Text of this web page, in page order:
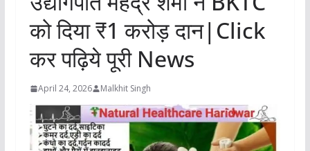
को दिया ₹1 करोड़ दान|Click
कर पढ़िये पूरी News
April 24, 2026 Malkhit Singh